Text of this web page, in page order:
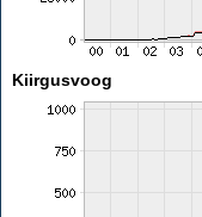
Kiirgusvoog